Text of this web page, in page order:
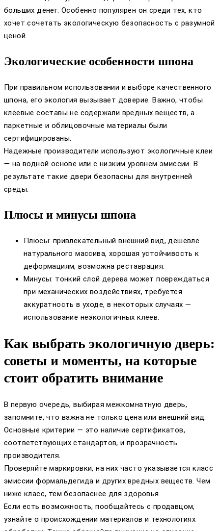
больших денег. Особенно популярен он среди тех, кто
хочет сочетать экологическую безопасность с разумной
ценой.
Экологические особенности шпона
При правильном использовании и выборе качественного
шпона, его экология вызывает доверие. Важно, чтобы
клеевые составы не содержали вредных веществ, а
паркетные и облицовочные материалы были
сертифицированы.
Надежные производители используют экологичные клеи
— на водной основе или с низким уровнем эмиссии. В
результате такие двери безопасны для внутренней
среды.
Плюсы и минусы шпона
Плюсы: привлекательный внешний вид, дешевле
натурального массива, хорошая устойчивость к
деформациям, возможна реставрация.
Минусы: тонкий слой дерева может повреждаться
при механических воздействиях, требуется
аккуратность в уходе, в некоторых случаях —
использование неэкологичных клеев.
Как выбрать экологичную дверь:
советы и моменты, на которые
стоит обратить внимание
В первую очередь, выбирая межкомнатную дверь,
запомните, что важна не только цена или внешний вид.
Основные критерии — это наличие сертификатов,
соответствующих стандартов, и прозрачность
производителя.
Проверяйте маркировки, на них часто указывается класс
эмиссии формальдегида и других вредных веществ. Чем
ниже класс, тем безопаснее для здоровья.
Если есть возможность, пообщайтесь с продавцом,
узнайте о происхождении материалов и технологиях